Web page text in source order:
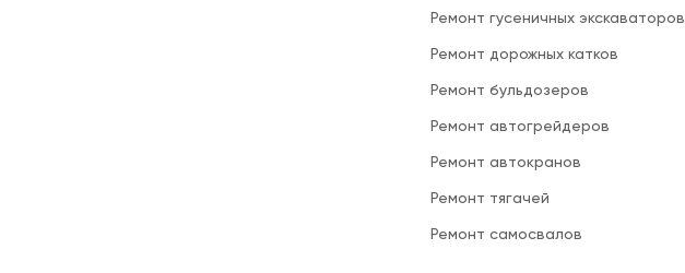
Ремонт гусеничных экскаваторов
Ремонт дорожных катков
Ремонт бульдозеров
Ремонт автогрейдеров
Ремонт автокранов
Ремонт тягачей
Ремонт самосвалов